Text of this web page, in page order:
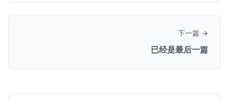
下一篇 →
已经是最后一篇